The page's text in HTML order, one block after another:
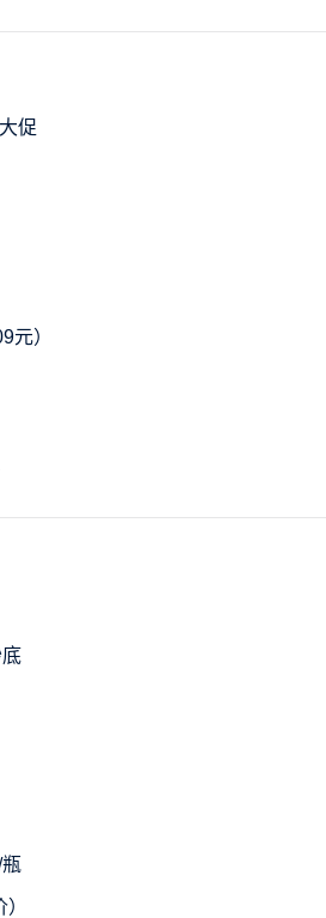
促
元）